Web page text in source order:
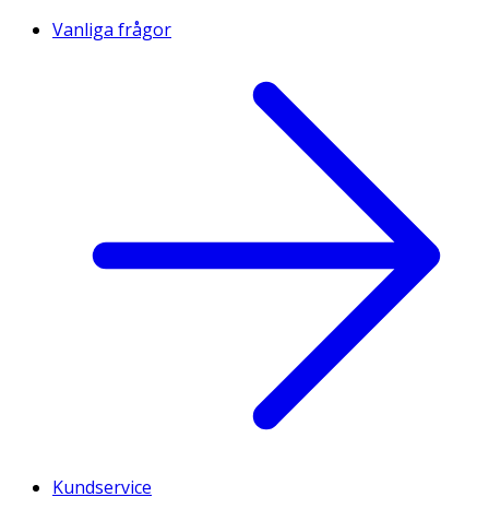
Vanliga frågor
Kundservice